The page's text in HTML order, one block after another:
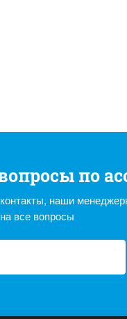
по
наши
все вопросы